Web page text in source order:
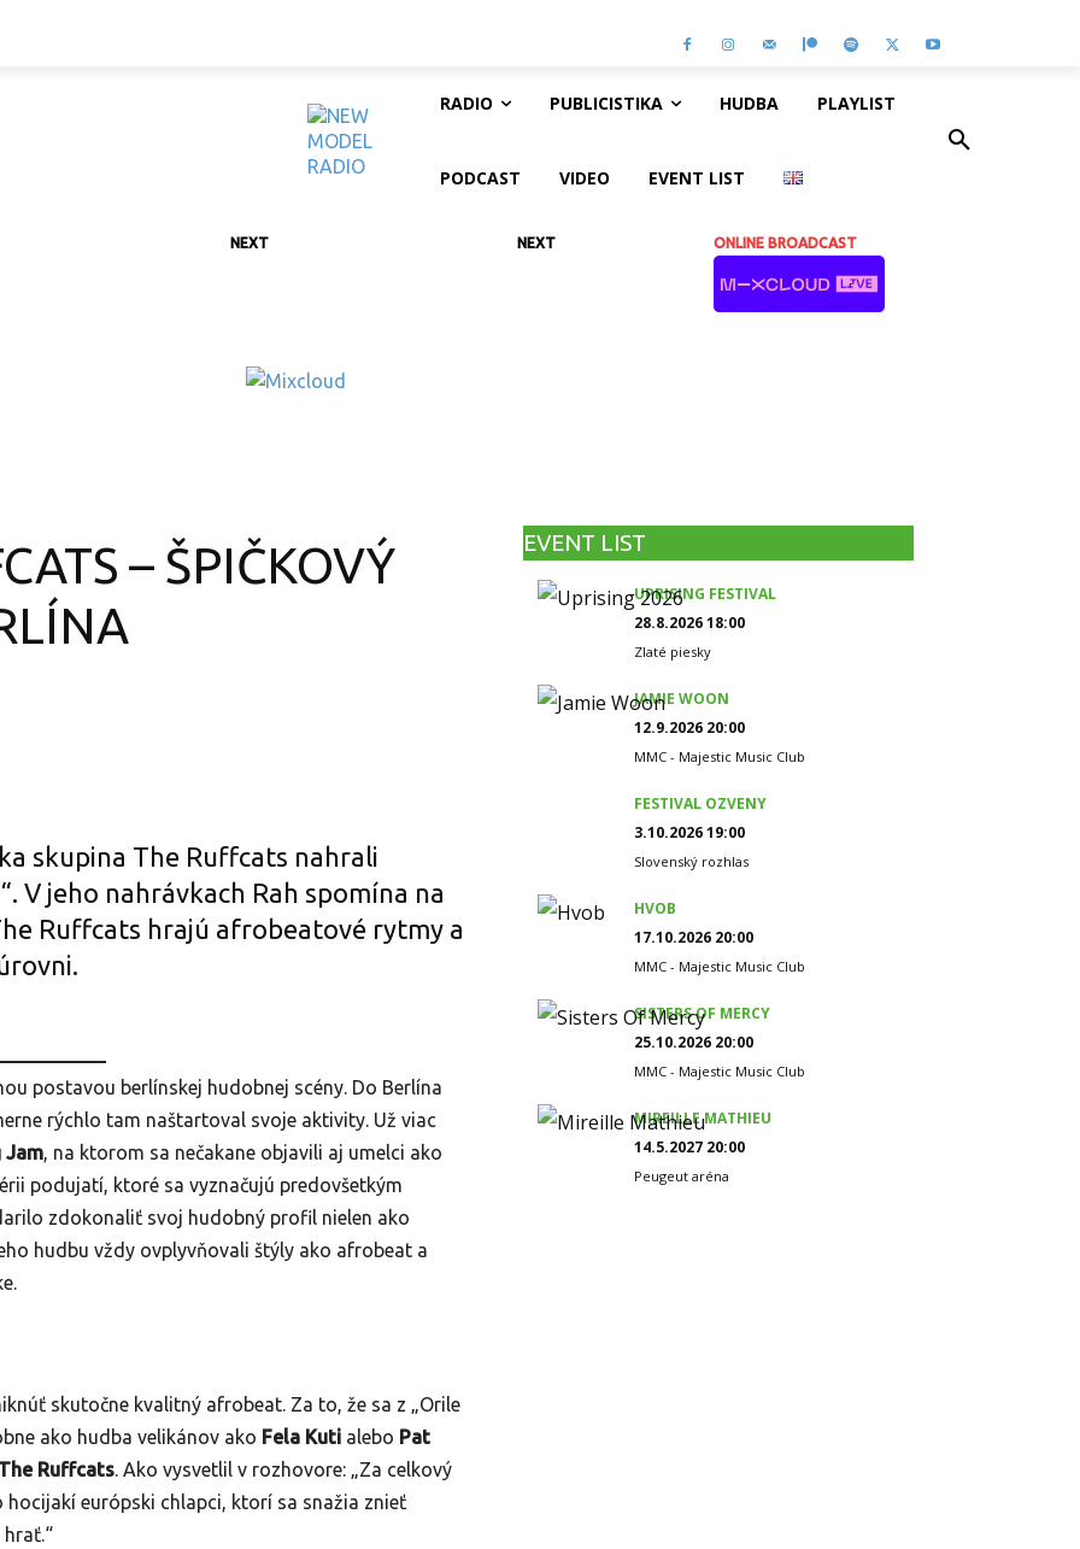
RADIO PUBLICISTIKA HUDBA PLAYLIST
PODCAST VIDEO EVENT LIST
NEXT NEXT ONLINE BROADCAST
– ŠPIČKOVÝ
skupina The Ruffcats nahrali
V jeho nahrávkach Rah spomína na
Ruffcats hrajú afrobeatové rytmy a
postavou berlínskej hudobnej scény. Do Berlína
rýchlo tam naštartoval svoje aktivity. Už viac
Jam, na ktorom sa nečakane objavili aj umelci ako
podujatí, ktoré sa vyznačujú predovšetkým
zdokonaliť svoj hudobný profil nielen ako
hudbu vždy ovplyvňovali štýly ako afrobeat a
skutočne kvalitný afrobeat. Za to, že sa z „Orile
ako hudba velikánov ako Fela Kuti alebo Pat
The Ruffcats. Ako vysvetlil v rozhovore: „Za celkový
európski chlapci, ktorí sa snažia znieť
EVENT LIST
UPRISING FESTIVAL
28.8.2026 18:00
Zlaté piesky
JAMIE WOON
12.9.2026 20:00
MMC - Majestic Music Club
FESTIVAL OZVENY
3.10.2026 19:00
Slovenský rozhlas
HVOB
17.10.2026 20:00
MMC - Majestic Music Club
SISTERS OF MERCY
25.10.2026 20:00
MMC - Majestic Music Club
MIREILLE MATHIEU
14.5.2027 20:00
Peugeut aréna